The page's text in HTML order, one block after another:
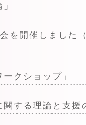
を開催しました
クショップ」
する理論と支援